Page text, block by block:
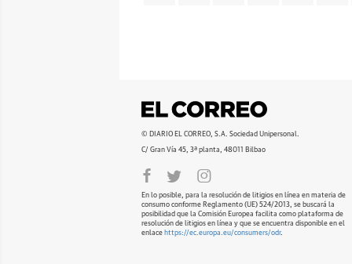
© DIARIO EL CORREO, S.A. Sociedad Unipersonal.
C/ Gran Vía 45, 3ª planta, 48011 Bilbao
En lo posible, para la resolución de litigios en línea en materia de
consumo conforme Reglamento (UE) 524/2013, se buscará la
posibilidad que la Comisión Europea facilita como plataforma de
resolución de litigios en línea y que se encuentra disponible en el
enlace https://ec.europa.eu/consumers/odr.